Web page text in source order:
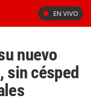
EN VIVO
nuevo
sin césped